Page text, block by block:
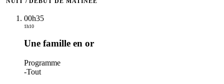
00h35
1h10
Une famille en or
Programme
-Tout